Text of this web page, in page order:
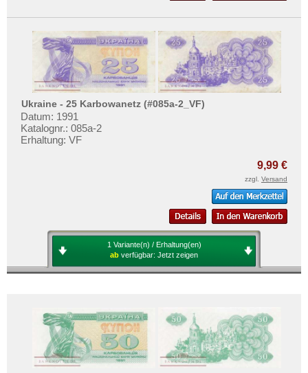
Ukraine - 25 Karbowanetz (#085a-2_VF)
Datum: 1991
Katalognr.: 085a-2
Erhaltung: VF
9,99 €
zzgl. Versand
1 Variante(n) / Erhaltung(en)
ab verfügbar: Jetzt zeigen